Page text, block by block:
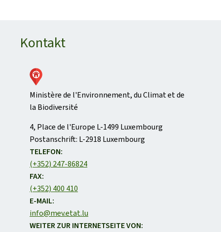
Kontakt
Ministère de l'Environnement, du Climat et de
la Biodiversité
ADRESSE:
4, Place de l'Europe L-1499 Luxembourg
Postanschrift: L-2918 Luxembourg
TELEFON:
(+352) 247-86824
FAX:
(+352) 400 410
E-MAIL:
info@mev.etat.lu
WEITER ZUR INTERNETSEITE VON: